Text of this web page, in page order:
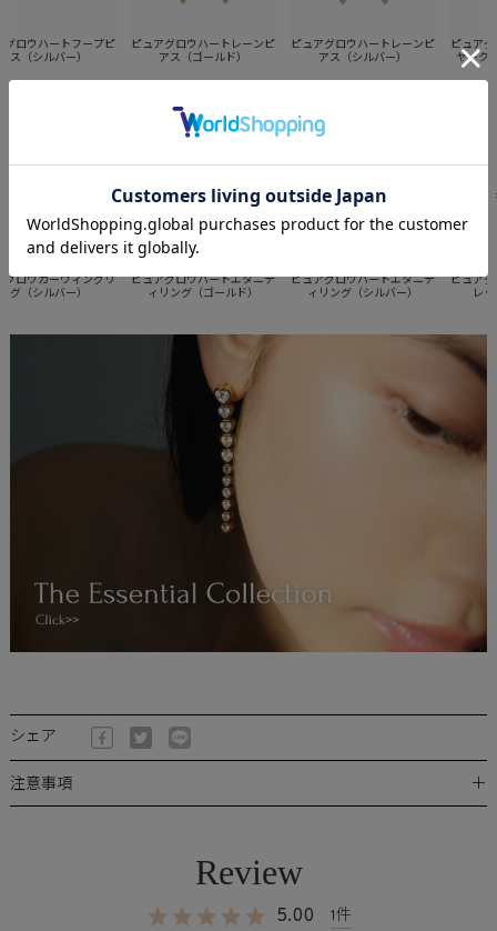
ウハートフープピ
（シルバー）
ピュアグロウハートレーンピ
アス（ゴールド）
ピュアグロウハートレーンピ
アス（シルバー）
ピュアグロ
ヤークリ
ウカーヴィングリ
（シルバー）
ピュアグロウハートエタニテ
ィリング（ゴールド）
ピュアグロウハートエタニテ
ィリング（シルバー）
ピュアグロ
レッ
シェア
注意事項 ＋
5.00 1